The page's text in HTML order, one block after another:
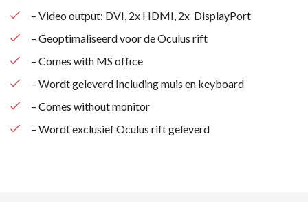
– Video output: DVI, 2x HDMI, 2x DisplayPort
– Geoptimaliseerd voor de Oculus rift
– Comes with MS office
– Wordt geleverd Including muis en keyboard
– Comes without monitor
– Wordt exclusief Oculus rift geleverd